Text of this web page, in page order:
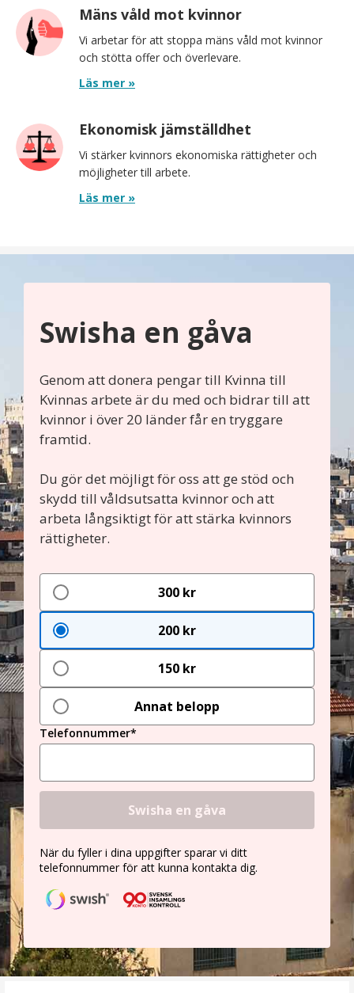
Mäns våld mot kvinnor
Vi arbetar för att stoppa mäns våld mot kvinnor
och stötta offer och överlevare.
Läs mer »
Ekonomisk jämställdhet
Vi stärker kvinnors ekonomiska rättigheter och
möjligheter till arbete.
Läs mer »
Swisha en gåva
Genom att donera pengar till Kvinna till
Kvinnas arbete är du med och bidrar till att
kvinnor i över 20 länder får en tryggare
framtid.
Du gör det möjligt för oss att ge stöd och
skydd till våldsutsatta kvinnor och att
arbeta långsiktigt för att stärka kvinnors
rättigheter.
300 kr
200 kr
150 kr
Annat belopp
Telefonnummer*
Swisha en gåva
När du fyller i dina uppgifter sparar vi ditt
telefonnummer för att kunna kontakta dig.